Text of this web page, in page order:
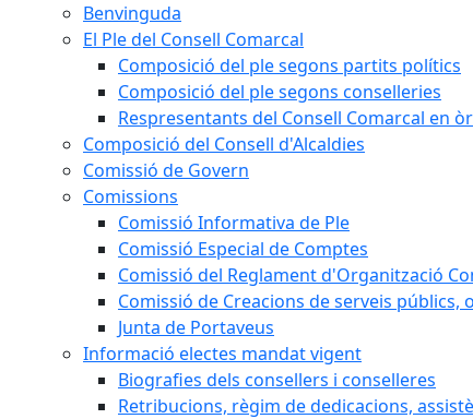
Benvinguda
El Ple del Consell Comarcal
Composició del ple segons partits polítics
Composició del ple segons conselleries
Respresentants del Consell Comarcal en
Composició del Consell d'Alcaldies
Comissió de Govern
Comissions
Comissió Informativa de Ple
Comissió Especial de Comptes
Comissió del Reglament d'Organització
Comissió de Creacions de serveis
Junta de Portaveus
Informació electes mandat vigent
Biografies dels consellers i conselleres
Retribucions, règim de dedicacions,